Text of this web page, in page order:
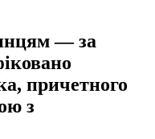
— за
причетного
з